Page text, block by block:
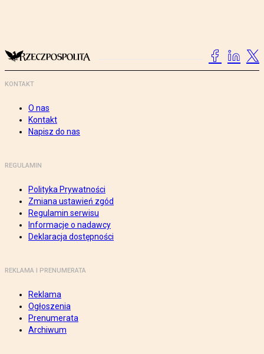
KONTAKT
O nas
Kontakt
Napisz do nas
REGULAMIN
Polityka Prywatności
Zmiana ustawień zgód
Regulamin serwisu
Informacje o nadawcy
Deklaracja dostępności
REKLAMA I PRENUMERATA
Reklama
Ogłoszenia
Prenumerata
Archiwum